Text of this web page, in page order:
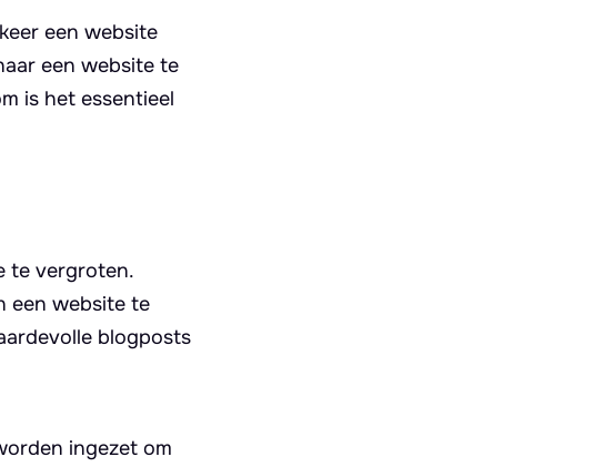
een website
een website te
is het essentieel
te vergroten.
een website te
blogposts
ingezet om